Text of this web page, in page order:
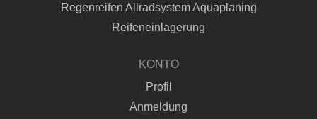
Regenreifen Allradsystem Aquaplaning
Reifeneinlagerung
KONTO
Profil
Anmeldung